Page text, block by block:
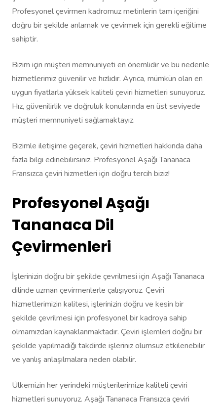
Profesyonel çevirmen kadromuz metinlerin tam içeriğini
doğru bir şekilde anlamak ve çevirmek için gerekli eğitime
sahiptir.
Bizim için müşteri memnuniyeti en önemlidir ve bu nedenle
hizmetlerimiz güvenilir ve hızlıdır. Ayrıca, mümkün olan en
uygun fiyatlarla yüksek kaliteli çeviri hizmetleri sunuyoruz.
Hız, güvenilirlik ve doğruluk konularında en üst seviyede
müşteri memnuniyeti sağlamaktayız.
Bizimle iletişime geçerek, çeviri hizmetleri hakkında daha
fazla bilgi edinebilirsiniz. Profesyonel Aşağı Tananaca
Fransızca çeviri hizmetleri için doğru tercih biziz!
Profesyonel Aşağı
Tananaca Dil
Çevirmenleri
İşlerinizin doğru bir şekilde çevrilmesi için Aşağı Tananaca
dilinde uzman çevirmenlerle çalışıyoruz. Çeviri
hizmetlerimizin kalitesi, işlerinizin doğru ve kesin bir
şekilde çevrilmesi için profesyonel bir kadroya sahip
olmamızdan kaynaklanmaktadır. Çeviri işlemleri doğru bir
şekilde yapılmadığı takdirde işleriniz olumsuz etkilenebilir
ve yanlış anlaşılmalara neden olabilir.
Ülkemizin her yerindeki müşterilerimize kaliteli çeviri
hizmetleri sunuyoruz. Aşağı Tananaca Fransızca çeviri